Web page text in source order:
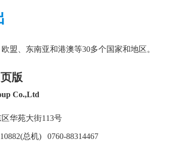
盟、东南亚和港澳等30多个国家和地区。
版
Co.,Ltd
华苑大街113号
(总机) 0760-88314467